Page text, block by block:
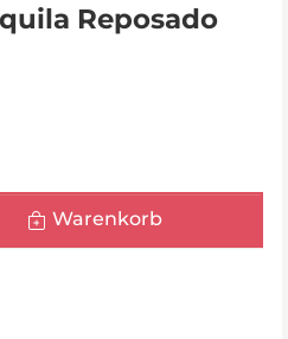
Reposado
Warenkorb